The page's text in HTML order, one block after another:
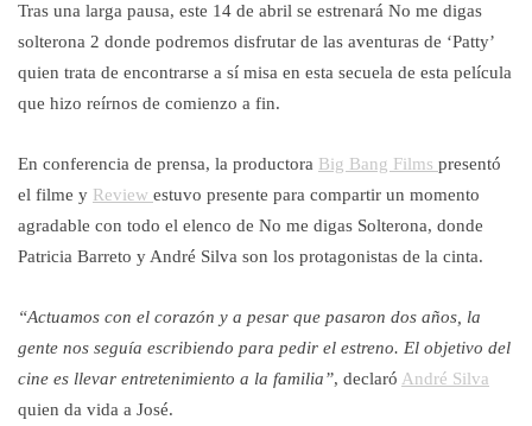
Tras una larga pausa, este 14 de abril se estrenará No me digas
solterona 2 donde podremos disfrutar de las aventuras de ‘Patty’
quien trata de encontrarse a sí misa en esta secuela de esta película
que hizo reírnos de comienzo a fin.
En conferencia de prensa, la productora Big Bang Films presentó
el filme y Review estuvo presente para compartir un momento
agradable con todo el elenco de No me digas Solterona, donde
Patricia Barreto y André Silva son los protagonistas de la cinta.
“Actuamos con el corazón y a pesar que pasaron dos años, la
gente nos seguía escribiendo para pedir el estreno. El objetivo del
cine es llevar entretenimiento a la familia”, declaró André Silva
quien da vida a José.